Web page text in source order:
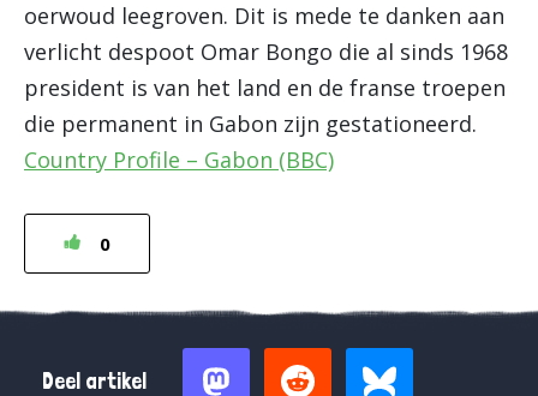
oerwoud leegroven. Dit is mede te danken aan
verlicht despoot Omar Bongo die al sinds 1968
president is van het land en de franse troepen
die permanent in Gabon zijn gestationeerd.
Country Profile – Gabon (BBC)
0
Deel artikel